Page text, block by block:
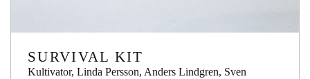
SURVIVAL KIT
Kultivator, Linda Persson, Anders Lindgren, Sven